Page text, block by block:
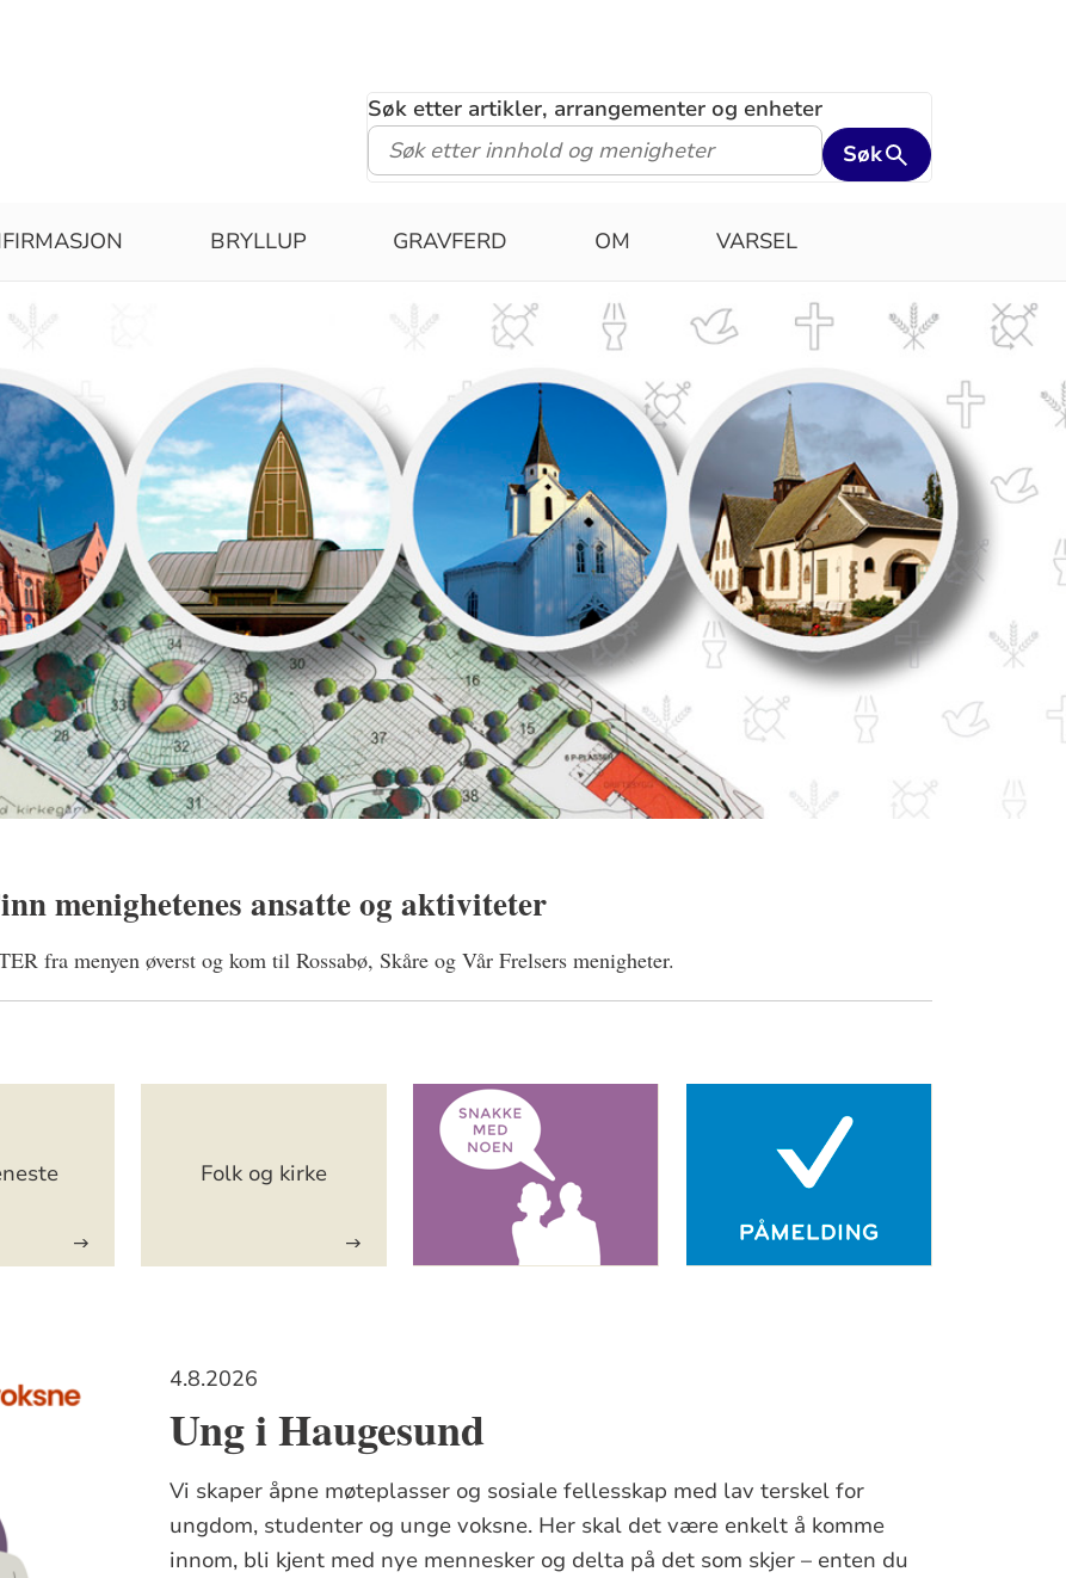
Søk etter artikler, arrangementer og enheter
Søk
BRYLLUP GRAVFERD OM VARSEL
menighetenes ansatte og aktiviteter
fra menyen øverst og kom til Rossabø, Skåre og Vår Frelsers menigheter.
Folk og kirke
4.8.2026
Ung i Haugesund
Vi skaper åpne møteplasser og sosiale fellesskap med lav terskel for
ungdom, studenter og unge voksne. Her skal det være enkelt å komme
innom, bli kjent med nye mennesker og delta på det som skjer – enten du